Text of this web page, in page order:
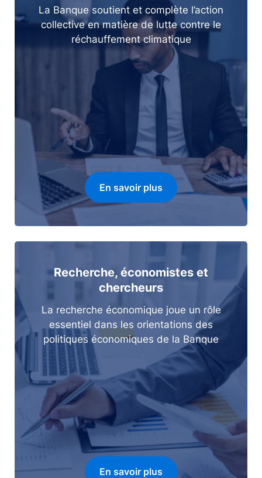
La Banque soutient et complète l’action
collective en matière de lutte contre le
réchauffement climatique
En savoir plus
Recherche, économistes et
chercheurs
La recherche économique joue un rôle
essentiel dans les orientations des
politiques économiques de la Banque
En savoir plus